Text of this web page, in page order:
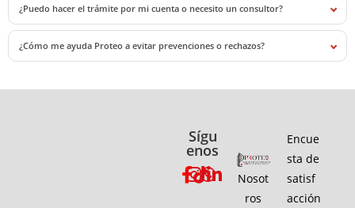
¿Puedo hacer el trámite por mi cuenta o necesito un consultor?
¿Cómo me ayuda Proteo a evitar prevenciones o rechazos?
Sígu
enos
Nosot
ros
Encue
sta de
satisf
acción